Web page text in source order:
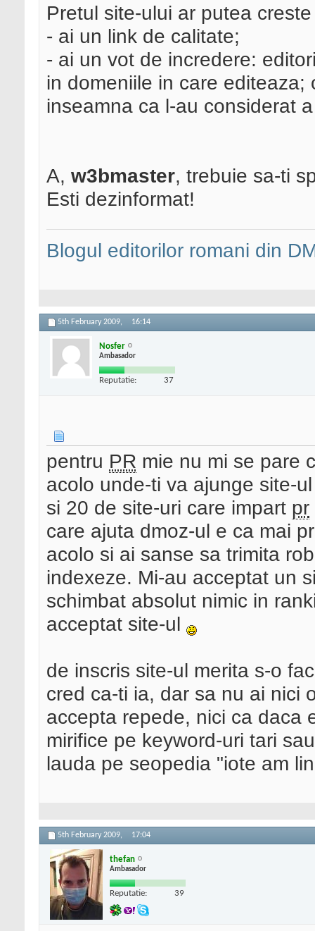
Pretul site-ului ar putea
- ai un link de calitate;
- ai un vot de incredere:
in domeniile in care
inseamna ca l-au considerat
A, w3bmaster, trebuie sa-ti
Esti dezinformat!
Blogul editorilor romani din
5th February 2009, 16:14
Nosfer
Ambasador
Reputatie: 37
pentru PR mie nu mi se pare
acolo unde-ti va ajunge site-
si 20 de site-uri care impart pr
care ajuta dmoz-ul e ca mai
acolo si ai sanse sa trimita
indexeze. Mi-au acceptat un
schimbat absolut nimic in
acceptat site-ul
de inscris site-ul merita s-o
cred ca-ti ia, dar sa nu ai nici
accepta repede, nici ca daca
mirifice pe keyword-uri tari
lauda pe seopedia "iote am
5th February 2009, 17:04
thefan
Ambasador
Reputatie: 39